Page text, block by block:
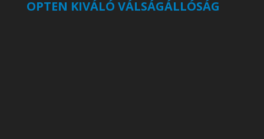
OPTEN KIVÁLÓ VÁLSÁGÁLLÓSÁG